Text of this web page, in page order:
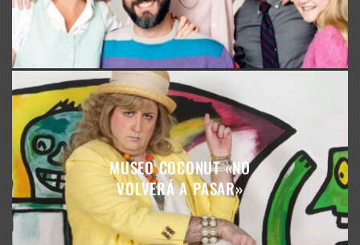
MUSEO COCONUT «NO
VOLVERÁ A PASAR»